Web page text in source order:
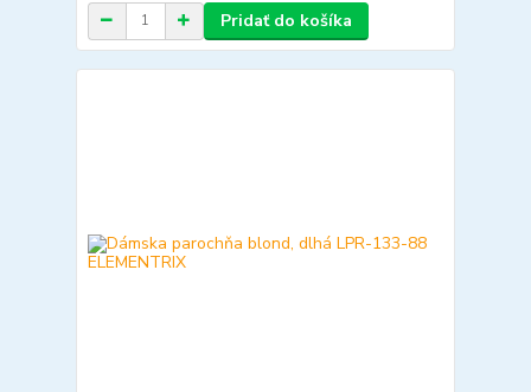
Pridať do košíka